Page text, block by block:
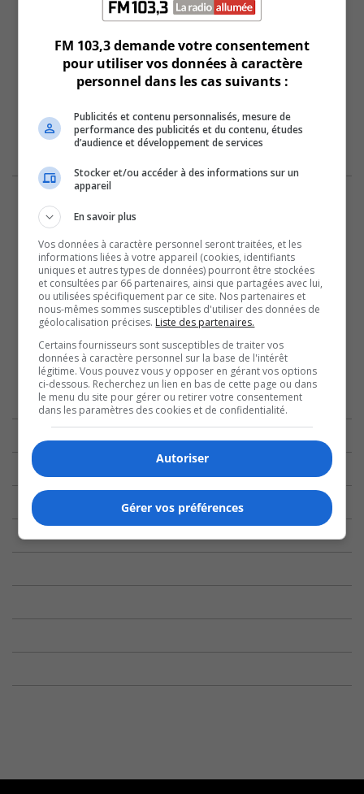
FM 103,3 demande votre consentement
pour utiliser vos données à caractère
personnel dans les cas suivants :
Publicités et contenu personnalisés, mesure de
performance des publicités et du contenu, études
d’audience et développement de services
Stocker et/ou accéder à des informations sur un
appareil
En savoir plus
Vos données à caractère personnel seront traitées, et les
informations liées à votre appareil (cookies, identifiants
uniques et autres types de données) pourront être stockées
et consultées par 66 partenaires, ainsi que partagées avec lui,
ou utilisées spécifiquement par ce site. Nos partenaires et
nous-mêmes sommes susceptibles d'utiliser des données de
géolocalisation précises. Liste des partenaires.
Certains fournisseurs sont susceptibles de traiter vos
données à caractère personnel sur la base de l'intérêt
légitime. Vous pouvez vous y opposer en gérant vos options
ci-dessous. Recherchez un lien en bas de cette page ou dans
le menu du site pour gérer ou retirer votre consentement
dans les paramètres des cookies et de confidentialité.
Autoriser
Gérer vos préférences